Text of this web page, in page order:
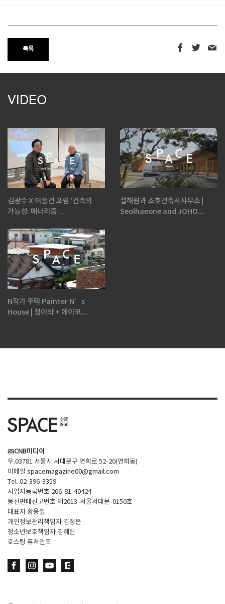
목록
VIDEO
김광수 X 이종건 포럼 '건축의
가능성: 매너리즘 ...
설해원과 조호건축사사무소 |
Seolhaeone and JOHO...
N작가 주택 Painter N’s
House | 정이삭 + 에이코...
㈜CNB미디어
우.03781 서울시 서대문구 연희로 52-20(연희동)
이메일 spacemagazine00@gmail.com
Tel. 02-396-3359
사업자등록번호 206-81-40424
통신판매신고번호 제2013-서울서대문-0150호
대표자 황용철
개인정보관리책임자 김정은
청소년보호책임자 김혜린
호스팅 퓨처인포